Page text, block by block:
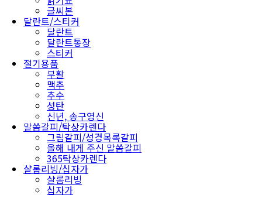
글씨본
달란트/스티커
달란트
달란트통장
스티커
절기용품
부활
맥추
추수
성탄
신년, 송구영신
말씀갈피/탁상카렌다
그림갈피/성경목록갈피
올해 내게 주신 말씀갈피
365탁상카렌다
샬롬리빙/십자가
샬롬리빙
십자가